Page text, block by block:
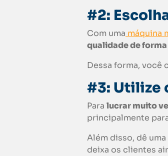
#2:
Com uma máquina
qualidade de
Dessa forma, você
#3: Utilize
Para lucrar muito
principalmente
Além disso, dê
deixa os clientes